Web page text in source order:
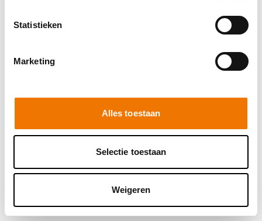
Statistieken
Marketing
Alles toestaan
Selectie toestaan
Weigeren